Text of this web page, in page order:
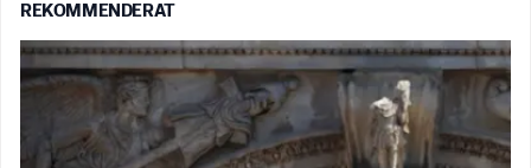
REKOMMENDERAT